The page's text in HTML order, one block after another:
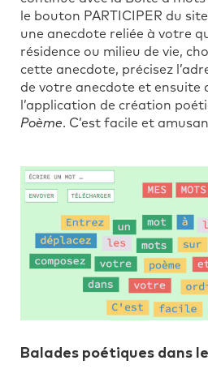
le bouton PARTICIPER du site
une anecdote reliée à votre
résidence ou milieu de vie,
cette anecdote, précisez
de votre anecdote et ensuite
l’application de création
Poème. C’est facile et
Balades poétiques dans